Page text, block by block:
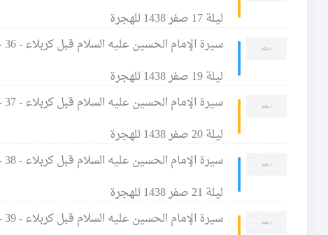
ليلة 17 صفر 1438 للهجرة
سيرة الإمام الحسين عليه السلام قبل كربلاء - 36 - حول كنيته "أبو عبدالله" ومتفرقات من سيرته عليه السلام
ليلة 19 صفر 1438 للهجرة
سيرة الإمام الحسين عليه السلام قبل كربلاء - 37 - متفرقات من سيرته عليه السلام
ليلة 20 صفر 1438 للهجرة
سيرة الإمام الحسين عليه السلام قبل كربلاء - 38 - سيرته عليه السلام مع المساكين والمحتاجين
ليلة 21 صفر 1438 للهجرة
سيرة الإمام الحسين عليه السلام قبل كربلاء - 39 - ما يُنسب من الشعر إلى الإمام الحسين عليه السلام - 1